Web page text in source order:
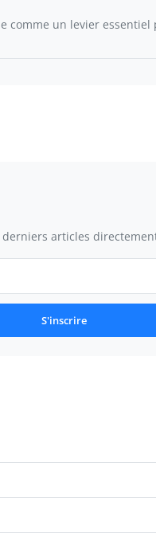
comme un levier
articles
S'inscrire